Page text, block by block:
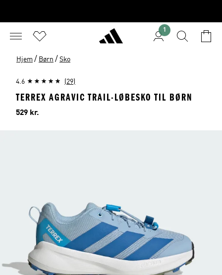
1
Hjem / Børn / Sko
4.6 (29)
TERREX AGRAVIC TRAIL-LØBESKO TIL BØRN
Pris
529 kr.